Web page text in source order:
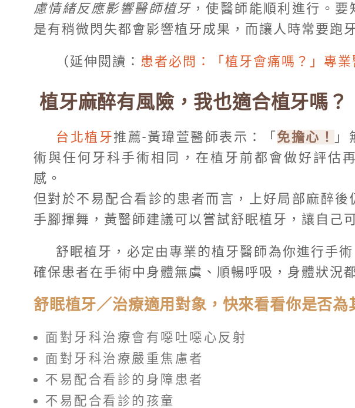
慮情緒反應影響醫師植牙 ，使醫師能順利進行。
是有稍微閃失都會影響植牙成果，而讓人時常要跑
（延伸閱讀： 患者必問：「植牙會痛嗎？」專
植牙麻醉有風險，我也適合植牙嗎？
台北植牙推薦-黃瑋萱醫師表示：「 免擔心！
」
術與任何牙科手術相同，在植牙前都會做好評估
感。
但對於不易配合看診的患者而言，上好局部麻醉
手腳揮舞，黃醫師建議可以嘗試舒眠植牙，讓自己
舒眠植牙，必定由專業的植牙醫師為你進行手
確保患者在手術中身體無虞、順暢呼吸，身體狀況
舒眠植牙／治療適用對象，快來看看你是否為
面對牙科治療會有噁吐噁心反射
面對牙科治療嚴重焦慮者
不易配合看診的身障患者
不易配合看診的孩童